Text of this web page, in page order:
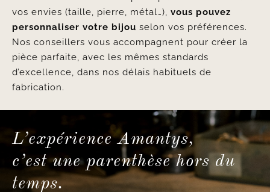
vos envies (taille, pierre, métal…), vous pouvez
personnaliser votre bijou selon vos préférences.
Nos conseillers vous accompagnent pour créer la
pièce parfaite, avec les mêmes standards
d’excellence, dans nos délais habituels de
fabrication.
L’expérience Amantys,
c’est une parenthèse hors du
temps.